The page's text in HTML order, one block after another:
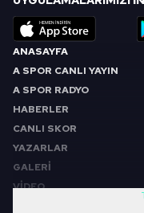
ANASAYFA
A SPOR CANLI YAYIN
A SPOR RADYO
HABERLER
CANLI SKOR
YAZARLAR
GALERİ
VİDEO